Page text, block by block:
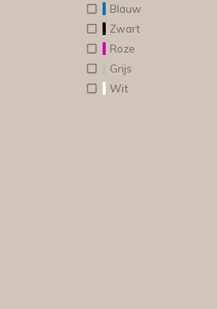
Blauw
Zwart
Roze
Grijs
Wit